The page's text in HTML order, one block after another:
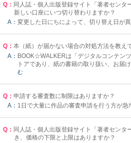
Q： 同人誌・個人出版登録サイト「著者センタ
新しい口座にいつ切り替わりますか？
A： 変更した日にちによって、切り替え日が異
Q： 本（紙）が届かない場合の対処方法を教え
A： BOOK☆WALKERは「デジタルコンテン
トアであり、紙の書籍の取り扱い、お届
む
Q： 申請する審査数に制限はありますか？
A： 1日で大量に作品の審査申請を行う方が急
Q： 同人誌・個人出版登録サイト「著者センタ
き、価格の下限と上限はありますか？